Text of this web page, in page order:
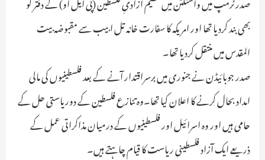
بھی بند کردیا تھا اور امریکہ کا سفارت خانہ تل ابیب سے مقبوضہ بیت
المقدس میں منتقل کردیا تھا۔
صدر جوبائیڈن نے جنوری میں برسراقتدار آنے کے بعد فلسطینیوں کی مالی
امداد بحال کرنے کا اعلان کیا تھا۔وہ تنازع فلسطین کے دوریاستی حل کے
حامی ہیں اور وہ اسرائیل اور فلسطینیوں کے درمیان مذاکراتی عمل کے
ذریعے ایک آزاد فلسطینی ریاست کا قیام چاہتے ہیں۔